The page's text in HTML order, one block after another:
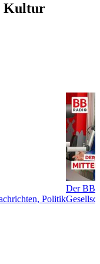
Kultur
Politik
Der BB